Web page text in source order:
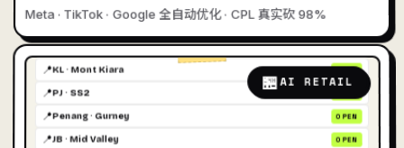
Meta · TikTok · Google 全自动优化 · CPL 真实砍 98%
🏪AI RETAIL
10 STORES · 6 MONTHS
📍KL · Mont Kiara OPEN
📍PJ · SS2
📍Penang · Gurney OPEN
📍JB · Mid Valley OPEN